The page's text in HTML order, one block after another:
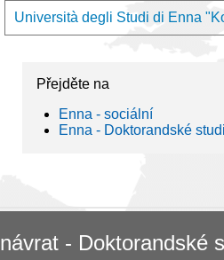
Università degli Studi di Enna
Přejděte na
Enna - sociální
Enna - Doktorandské
návrat - Doktorandské